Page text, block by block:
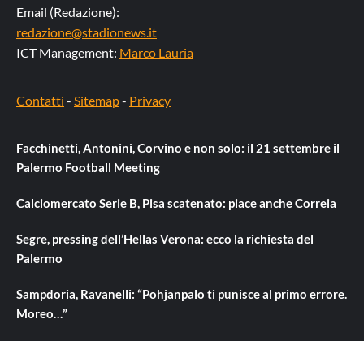
Email (Redazione):
redazione@stadionews.it
ICT Management: Marco Lauria
Contatti - Sitemap- Privacy
Facchinetti, Antonini, Corvino e non solo: il 21 settembre il
Palermo Football Meeting
Calciomercato Serie B, Pisa scatenato: piace anche Correia
Segre, pressing dell’Hellas Verona: ecco la richiesta del
Palermo
Sampdoria, Ravanelli: “Pohjanpalo ti punisce al primo errore.
Moreo…”